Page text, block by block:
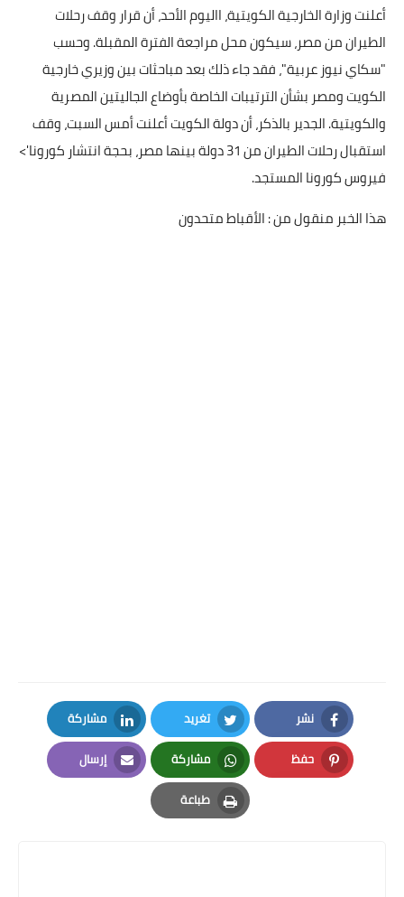
أعلنت وزارة الخارجية الكويتية، االيوم الأحد، أن قرار وقف رحلات
الطيران من مصر، سيكون محل مراجعة الفترة المقبلة. وحسب
"سكاي نيوز عربية"، فقد جاء ذلك بعد مباحثات بين وزيري خارجية
الكويت ومصر بشأن الترتيبات الخاصة بأوضاع الجاليتين المصرية
والكويتية. الجدير بالذكر، أن دولة الكويت أعلنت أمس السبت، وقف
استقبال رحلات الطيران من 31 دولة بينها مصر، بحجة انتشار كورونا'>
فيروس كورونا المستجد.
هذا الخبر منقول من : الأقباط متحدون
نشر
Facebook
تغريد
Twitter
مشاركة
LinkedIn
حفظ
Pinterest
مشاركة
Whatsapp
إرسال
Email
طباعة
Print